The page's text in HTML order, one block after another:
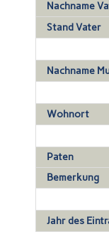
Nachname
Stand Vater
Nachname
Wohnort
Paten
Bemerkung
Jahr des